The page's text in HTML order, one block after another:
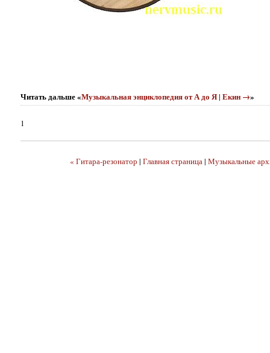
Читать дальше «Музыкальная энциклопедия от А до Я | Екин →»
1
« Гитара-резонатор | Главная страница| Музыкальные